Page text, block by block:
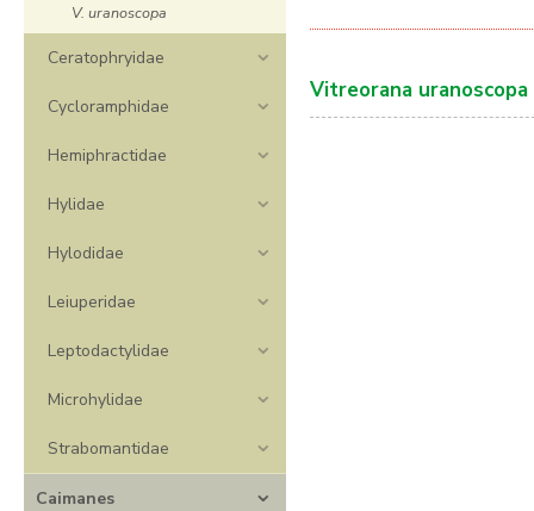
V. uranoscopa
Ceratophryidae
Cycloramphidae
Hemiphractidae
Hylidae
Hylodidae
Leiuperidae
Leptodactylidae
Microhylidae
Strabomantidae
Caimanes
Vitreorana uranoscopa